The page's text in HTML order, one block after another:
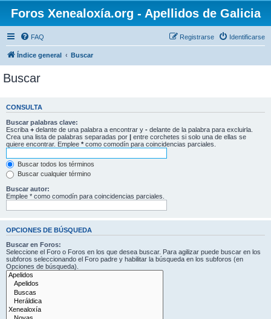
Foros Xenealoxía.org - Apellidos de Galicia
FAQ Identificarse
Registrarse
Índice general Buscar
Buscar
CONSULTA
Buscar palabras clave:
Escriba + delante de una palabra a encontrar y - delante de la palabra para excluirla.
Crea una lista de palabras separadas por | entre corchetes si solo una de ellas se
quiere encontrar. Emplee * como comodín para coincidencias parciales.
Buscar todos los términos
Buscar cualquier término
Buscar autor:
Emplee * como comodín para coincidencias parciales.
OPCIONES DE BÚSQUEDA
Buscar en Foros:
Seleccione el Foro o Foros en los que desea buscar. Para agilizar puede buscar en los
subforos seleccionando el Foro padre y habilitar la búsqueda en los subforos (en
Opciones de búsqueda).